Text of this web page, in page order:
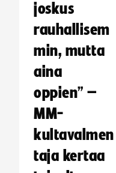
joskus
rauhallisem
min, mutta
aina
oppien” –
MM-
kultavalmen
taja kertaa